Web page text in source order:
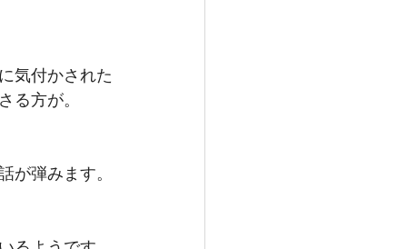
気付かされた
方が。
弾みます。